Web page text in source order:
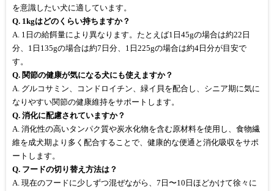
を意識したい犬に適しています。
Q. 1kgはどのくらい持ちますか？
A. 1日の給餌量により異なります。たとえば1日45gの場合は約22日
分、1日135gの場合は約7日分、1日225gの場合は約4日分が目安で
す。
Q. 関節の健康が気になる犬にも使えますか？
A. グルコサミン、コンドロイチン、緑イ貝を配合し、シニア期に気に
なりやすい関節の健康維持をサポートします。
Q. 消化に配慮されていますか？
A. 消化性の高いタンパク質や炭水化物を含む原材料を使用し、食物繊
維を成犬期より多く配合することで、健康的な便通と消化吸収をサポ
ートします。
Q. フードの切り替え方法は？
A. 現在のフードに少しずつ混ぜながら、7日〜10日ほどかけて徐々に